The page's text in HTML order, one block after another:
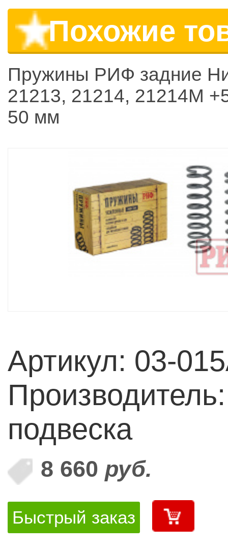
Похожие
Пружины РИФ задние
21213, 21214, 21214M
50 мм
Артикул: 03-
подвеска
8 660 руб.
Быстрый заказ